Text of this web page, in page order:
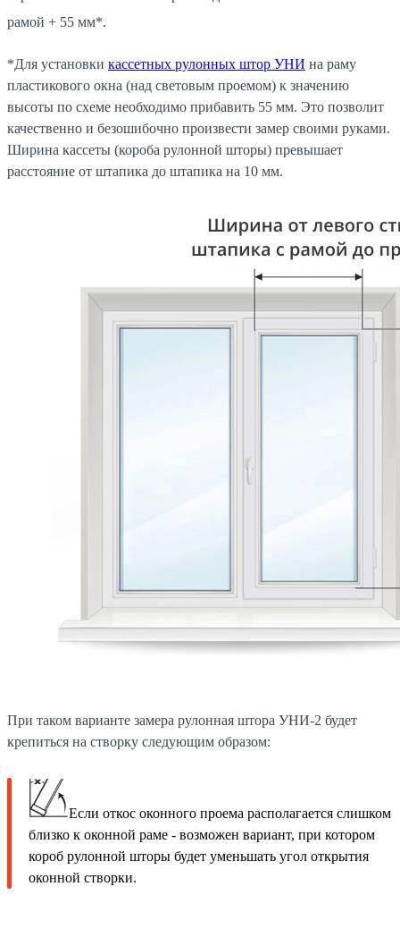
рамой + 55 мм*.
*Для установки кассетных рулонных штор УНИ на раму
пластикового окна (над световым проемом) к значению
высоты по схеме необходимо прибавить 55 мм. Это позволит
качественно и безошибочно произвести замер своими руками.
Ширина кассеты (короба рулонной шторы) превышает
расстояние от штапика до штапика на 10 мм.
При таком варианте замера рулонная штора УНИ-2 будет
крепиться на створку следующим образом:
Если откос оконного проема располагается слишком
близко к оконной раме - возможен вариант, при котором
короб рулонной шторы будет уменьшать угол открытия
оконной створки.